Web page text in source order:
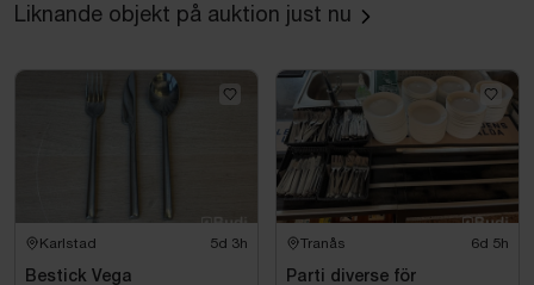
Liknande objekt på auktion just nu
Karlstad 5d 3h
Bestick Vega
Tranås 6d 5h
Parti diverse för